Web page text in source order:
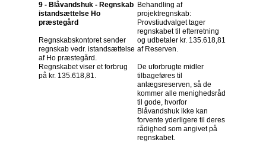
9 - Blåvandshuk - Regnskab
istandsættelse Ho
præstegård
Regnskabskontoret sender
regnskab vedr. istandsættelse
af Ho præstegård.
Regnskabet viser et forbrug
på kr. 135.618,81.
Behandling af
projektregnskab:
Provstiudvalget tager
regnskabet til efterretning
og udbetaler kr. 135.618,81
af Reserven.
De uforbrugte midler
tilbageføres til
anlægsreserven, så de
kommer alle menighedsråd
til gode, hvorfor
Blåvandshuk ikke kan
forvente yderligere til deres
rådighed som angivet på
regnskabet.